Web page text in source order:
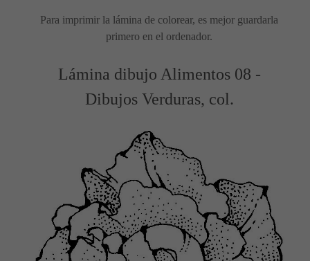
Para imprimir la lámina de colorear, es mejor guardarla
primero en el ordenador.
Lámina dibujo Alimentos 08 -
Dibujos Verduras, col.